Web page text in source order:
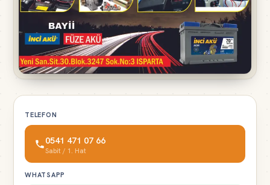
TELEFON
0541 471 07 66
Sabit / 1. Hat
WHATSAPP